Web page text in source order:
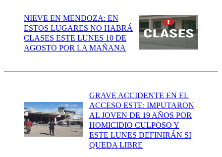
NIEVE EN MENDOZA: EN
ESTOS LUGARES NO HABRÁ
CLASES ESTE LUNES 10 DE
AGOSTO POR LA MAÑANA
GRAVE ACCIDENTE EN EL
ACCESO ESTE: IMPUTARON
AL JOVEN DE 19 AÑOS POR
HOMICIDIO CULPOSO Y
ESTE LUNES DEFINIRÁN SI
QUEDA LIBRE